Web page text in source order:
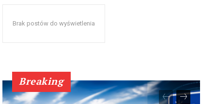
Brak postów do wyświetlenia
Breaking